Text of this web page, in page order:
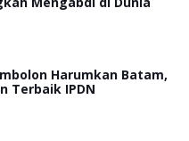
Harumkan Batam,
Terbaik IPDN